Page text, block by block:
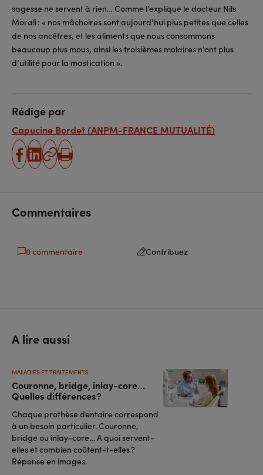
sagesse ne servent à rien… Comme l’explique le docteur Nils
Morali : « nos mâchoires sont aujourd’hui plus petites que celles
de nos ancêtres, et les aliments que nous consommons
beaucoup plus mous, ainsi les troisièmes molaires n’ont plus
d’utilité pour la mastication ».
Rédigé par
Capucine Bordet (ANPM-FRANCE MUTUALITÉ)
partager
partager
Copier
Imprimer
Commentaires
0 commentaire Contribuez
A lire aussi
Couronne, bridge, inlay-core…
Quelles différences ?
MALADIES ET TRAITEMENTS
Chaque prothèse dentaire correspond
à un besoin particulier. Couronne,
bridge ou inlay-core… A quoi servent-
elles et combien coûtent-t-elles ?
Réponse en images.